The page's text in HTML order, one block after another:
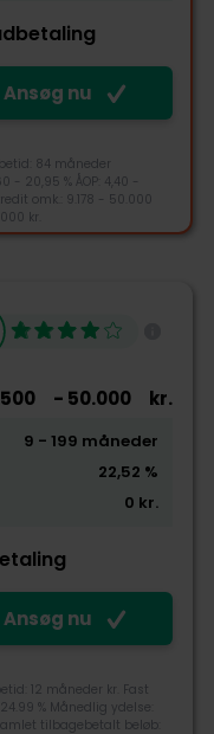
Ansøg nu
84 måneder
- 20,95 % ÅOP: 4,40 -
omk.: 9.178 - 50.000
kr.
- 50.000 kr.
9 - 199 måneder
22,52 %
0 kr.
Ansøg nu
12 måneder kr. Fast
% Månedlig ydelse:
tilbagebetalt beløb: